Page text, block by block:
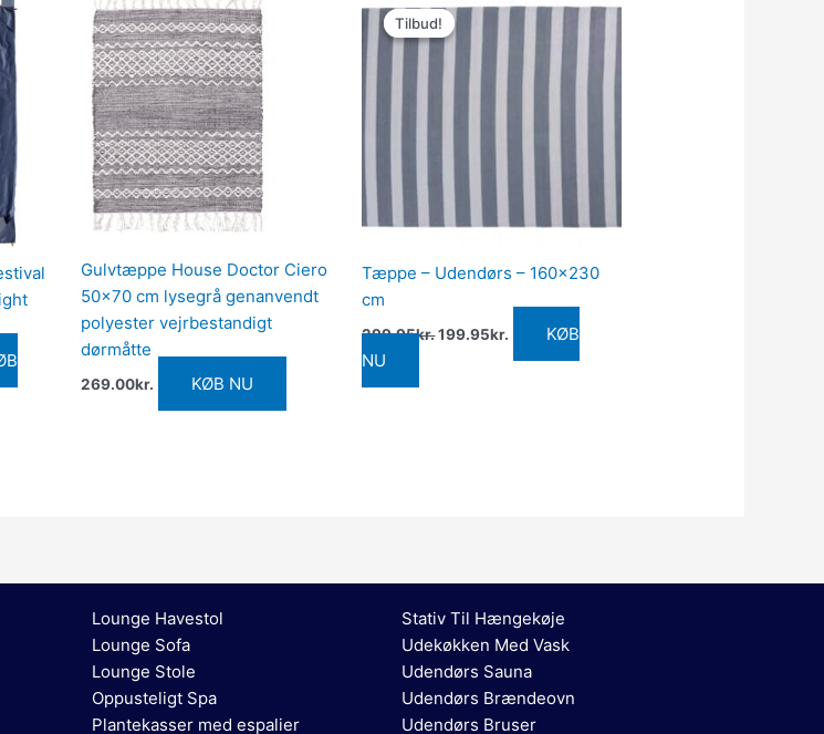
Gulvtæppe House Doctor Ciero
50×70 cm lysegrå genanvendt
polyester vejrbestandigt
dørmåtte
269.00kr. KØB NU
Tilbud!
Tilbud!
Tæppe – Udendørs – 160×230
cm
299.95kr.
oprindelige
pris
var:
199.95kr.
aktuelle
KØB
NU
Lounge Havestol
Lounge Sofa
Lounge Stole
Oppusteligt Spa
Plantekasser med espalier
Stativ Til Hængekøje
Udekøkken Med Vask
Udendørs Sauna
Udendørs Brændeovn
Udendørs Bruser